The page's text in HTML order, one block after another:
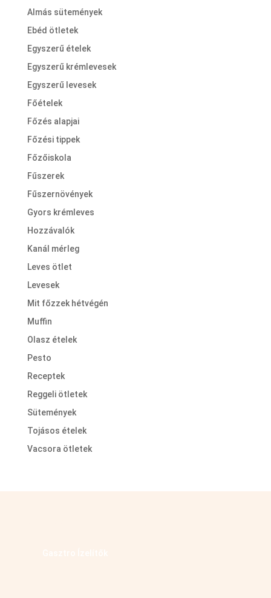
Almás sütemények
Ebéd ötletek
Egyszerű ételek
Egyszerű krémlevesek
Egyszerű levesek
Főételek
Főzés alapjai
Főzési tippek
Főzőiskola
Fűszerek
Fűszernövények
Gyors krémleves
Hozzávalók
Kanál mérleg
Leves ötlet
Levesek
Mit főzzek hétvégén
Muffin
Olasz ételek
Pesto
Receptek
Reggeli ötletek
Sütemények
Tojásos ételek
Vacsora ötletek